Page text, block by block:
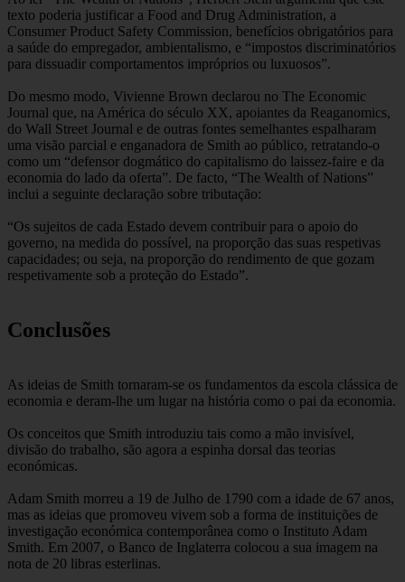
texto poderia justificar a Food and Drug Administration, a
Consumer Product Safety Commission, benefícios obrigatórios para
a saúde do empregador, ambientalismo, e “impostos discriminatórios
para dissuadir comportamentos impróprios ou luxuosos”.
Do mesmo modo, Vivienne Brown declarou no The Economic
Journal que, na América do século XX, apoiantes da Reaganomics,
do Wall Street Journal e de outras fontes semelhantes espalharam
uma visão parcial e enganadora de Smith ao público, retratando-o
como um “defensor dogmático do capitalismo do laissez-faire e da
economia do lado da oferta”. De facto, “The Wealth of Nations”
inclui a seguinte declaração sobre tributação:
“Os sujeitos de cada Estado devem contribuir para o apoio do
governo, na medida do possível, na proporção das suas respetivas
capacidades; ou seja, na proporção do rendimento de que gozam
respetivamente sob a proteção do Estado”.
Conclusões
As ideias de Smith tornaram-se os fundamentos da escola clássica de
economia e deram-lhe um lugar na história como o pai da economia.
Os conceitos que Smith introduziu tais como a mão invisível,
divisão do trabalho, são agora a espinha dorsal das teorias
económicas.
Adam Smith morreu a 19 de Julho de 1790 com a idade de 67 anos,
mas as ideias que promoveu vivem sob a forma de instituições de
investigação económica contemporânea como o Instituto Adam
Smith. Em 2007, o Banco de Inglaterra colocou a sua imagem na
nota de 20 libras esterlinas.